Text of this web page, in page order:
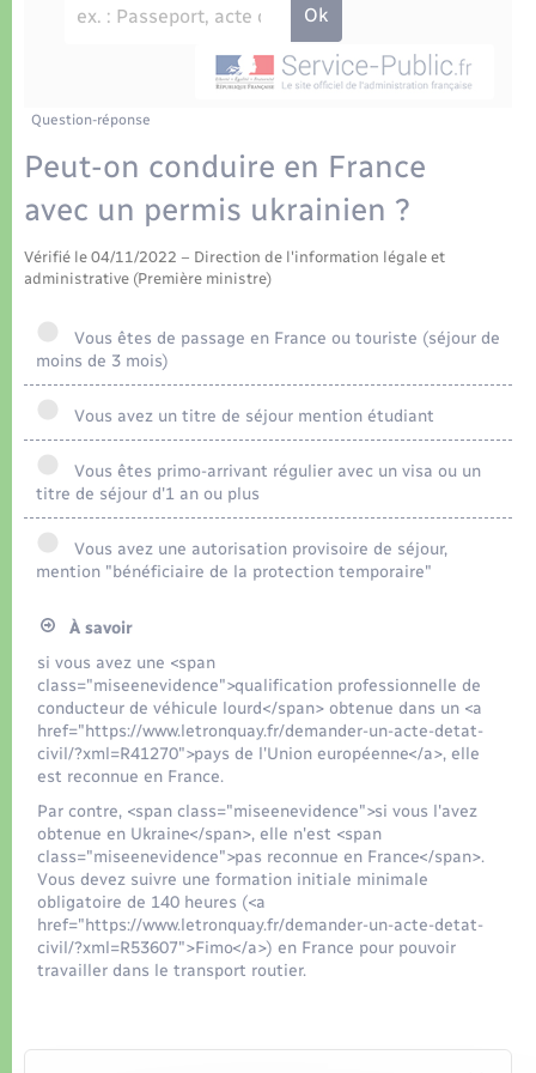
Eau - Assainissement
Transports
Transports scolaires
Logement - Urbanisme
Loisirs
Seniors
Nouvel habitant
Numérique
Organisation d’événement
Commerces - Entreprises - Emploi
Voirie et espace public
Travaux - Autorisation d’occupation de l’espace
Présentation de la commune
La Communauté de communes
Question-réponse
Peut-on conduire en France
avec un permis ukrainien ?
Vérifié le 04/11/2022 – Direction de l'information légale et
administrative (Première ministre)
Vous êtes de passage en France ou touriste (séjour de
moins de 3 mois)
Vous avez un titre de séjour mention étudiant
Vous êtes primo-arrivant régulier avec un visa ou un
titre de séjour d'1 an ou plus
Vous avez une autorisation provisoire de séjour,
mention "bénéficiaire de la protection temporaire"
À savoir
si vous avez une <span
class="miseenevidence">qualification professionnelle de
conducteur de véhicule lourd</span> obtenue dans un <a
href="https://www.letronquay.fr/demander-un-acte-detat-
civil/?xml=R41270">pays de l'Union européenne</a>, elle
est reconnue en France.
Par contre, <span class="miseenevidence">si vous l'avez
obtenue en Ukraine</span>, elle n'est <span
class="miseenevidence">pas reconnue en France</span>.
Vous devez suivre une formation initiale minimale
obligatoire de 140 heures (<a
href="https://www.letronquay.fr/demander-un-acte-detat-
civil/?xml=R53607">Fimo</a>) en France pour pouvoir
travailler dans le transport routier.